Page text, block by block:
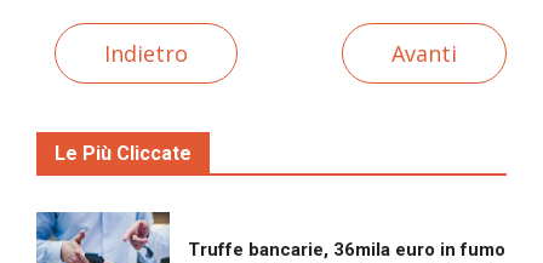
Indietro Avanti
Le Più Cliccate
Truffe bancarie, 36mila euro in fumo